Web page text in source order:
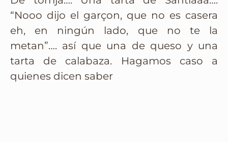
“Nooo dijo el garçon, que no es casera
eh, en ningún lado, que no te la
metan”…. así que una de queso y una
tarta de calabaza. Hagamos caso a
quienes dicen saber